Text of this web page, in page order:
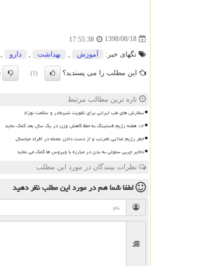
1398/08/18
17:55:38
تگهای خبر: آموزش , بهداشت , دارو ,
این مطلب را می پسندید؟ (1)
تازه ترین مطالب مرتبط
سفارش های طب ایرانی برای تقویت شیرمادر و سلامت نوزاد
۱۲ هفته رژیم فستینگ به حفظ کاهش وزن در یک سال بعد کمک نماید
خطر رژیم غذایی نامرتب و از دست دادن عضله در افراد میانسال
ذخایر چربی سلولی به بدن در مبارزه با ویروس ها کمک می نماید
نظرات بینندگان در مورد این مطلب
لطفا شما همدر مورد این مطلبنظر دهید